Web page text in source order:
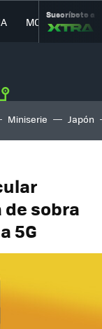
MOVILIDAD
Suscríbete a
Miniserie Japón
sobra
5G